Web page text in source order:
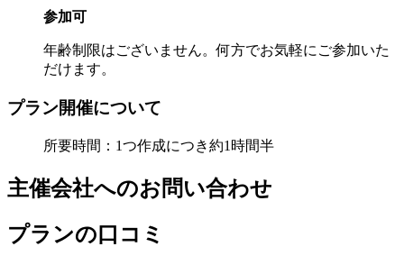
参加可
年齢制限はございません。何方でお気軽にご参加いた
だけます。
プラン開催について
所要時間：1つ作成につき約1時間半
主催会社へのお問い合わせ
プランの口コミ